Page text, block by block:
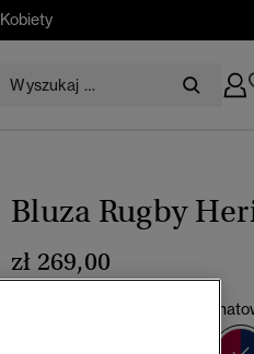
Kobiety
Bluza Rugby
zł 269,00
portowy czerwony/